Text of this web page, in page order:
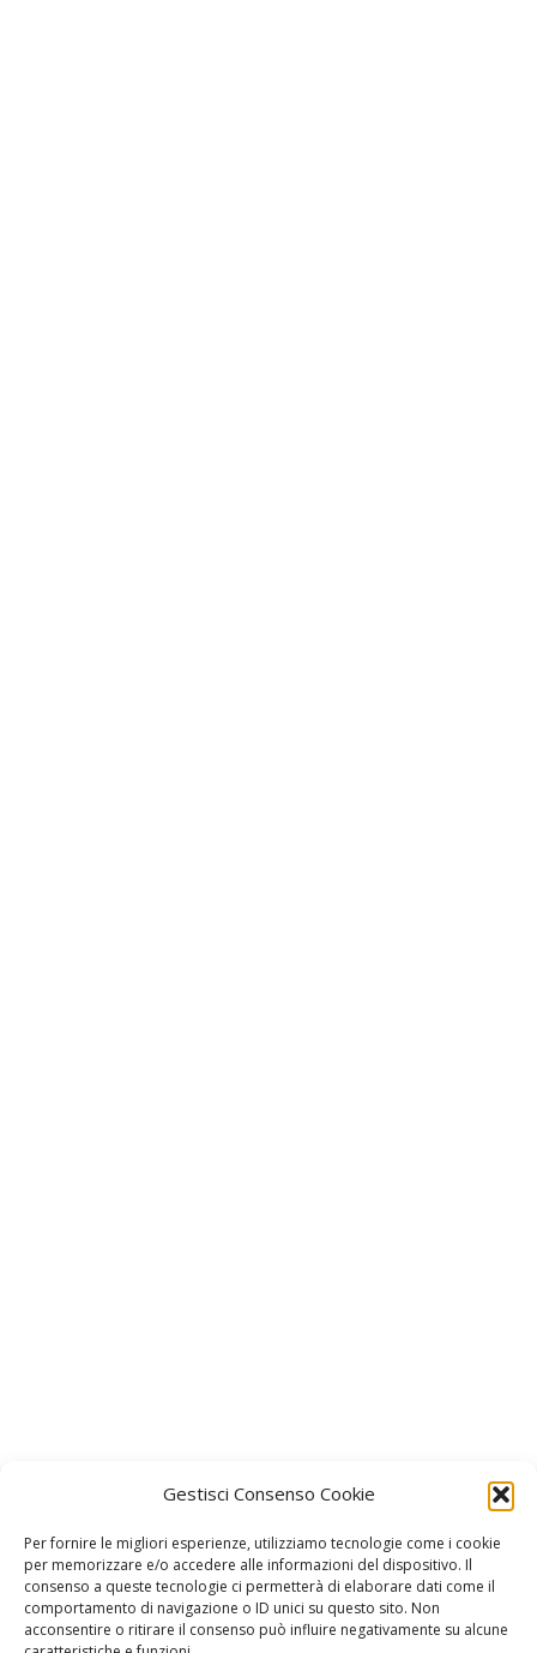
Gestisci Consenso Cookie
Per fornire le migliori esperienze, utilizziamo tecnologie come i cookie
per memorizzare e/o accedere alle informazioni del dispositivo. Il
consenso a queste tecnologie ci permetterà di elaborare dati come il
comportamento di navigazione o ID unici su questo sito. Non
acconsentire o ritirare il consenso può influire negativamente su alcune
Facebook
Join us on Facebook
Instagram
Join us on Instagram